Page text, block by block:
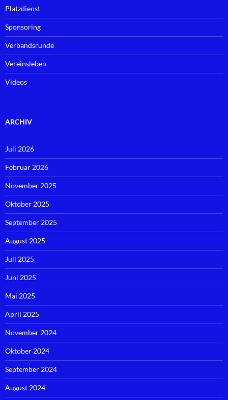
Platzdienst
Sponsoring
Verbandsrunde
Vereinsleben
Videos
ARCHIV
Juli 2026
Februar 2026
November 2025
Oktober 2025
September 2025
August 2025
Juli 2025
Juni 2025
Mai 2025
April 2025
November 2024
Oktober 2024
September 2024
August 2024